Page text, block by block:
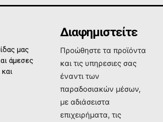
μας
άμεσες
Διαφημιστείτε
Προώθηστε τα προϊόντα
και τις υπηρεσιες σας
έναντι των
παραδοσιακών μέσων,
με αδιάσειστα
επιχειρήματα, τις